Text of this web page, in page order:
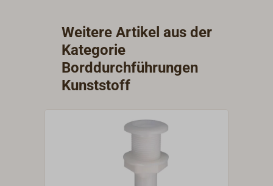
Weitere Artikel aus der
Kategorie
Borddurchführungen
Kunststoff